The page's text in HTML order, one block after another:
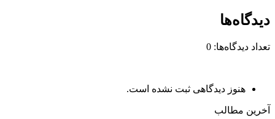
دیدگاه‌ها
تعداد دیدگاه‌ها: 0
هنوز دیدگاهی ثبت نشده است.
آخرین مطالب